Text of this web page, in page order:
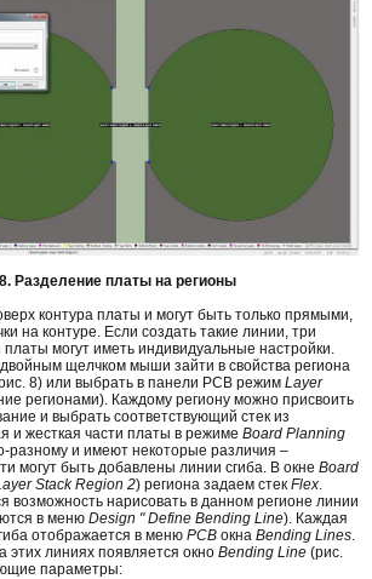
Разделение платы на регионы
контура платы и могут быть только прямыми,
на контуре. Если создать такие линии, три
могут иметь индивидуальные настройки.
щелчком мыши зайти в свойства региона
8) или выбрать в панели PCB режим Layer
регионами). Каждому региону можно присвоить
и выбрать соответствующий стек из
и жесткая части платы в режиме Board Planning
разному и имеют некоторые различия –
могут быть добавлены линии сгиба. В окне Board
Stack Region 2) региона задаем стек Flex
возможность нарисовать в данном регионе линии
в меню Design " Define Bending Line). Каждая
отображается в меню PCB окна Bending Lines
линиях появляется окно Bending Line (рис.
параметры: